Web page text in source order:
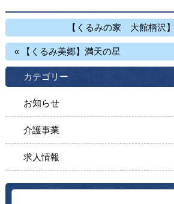
【くるみの家 大館柄沢
« 【くるみ美郷】満天の星
カテゴリー
お知らせ
介護事業
求人情報